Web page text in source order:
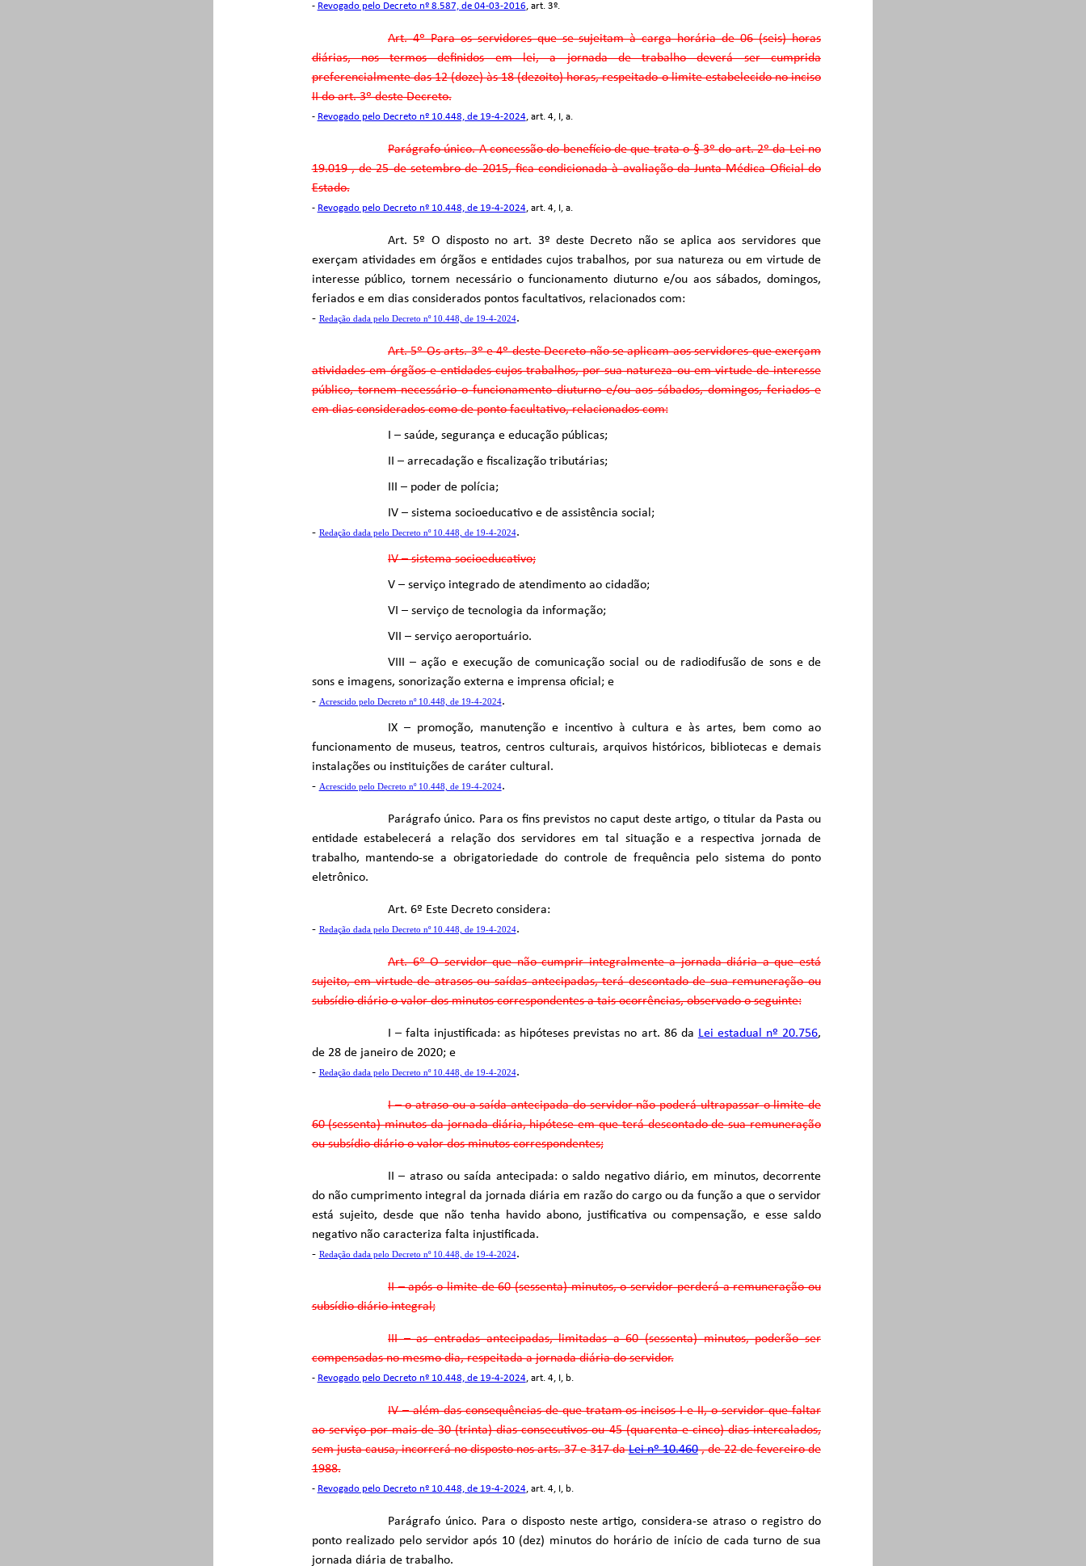
- Revogado pelo Decreto nº 8.587, de 04-03-2016, art. 3º.
Art. 4º Para os servidores que se sujeitam à carga horária de 06 (seis) horas
diárias, nos termos definidos em lei, a jornada de trabalho deverá ser cumprida
preferencialmente das 12 (doze) às 18 (dezoito) horas, respeitado o limite estabelecido no inciso
II do art. 3º deste Decreto.
- Revogado pelo Decreto nº 10.448, de 19-4-2024, art. 4, I, a.
Parágrafo único. A concessão do benefício de que trata o § 3º do art. 2º da Lei no
19.019 , de 25 de setembro de 2015, fica condicionada à avaliação da Junta Médica Oficial do
Estado.
- Revogado pelo Decreto nº 10.448, de 19-4-2024, art. 4, I, a.
Art. 5º O disposto no art. 3º deste Decreto não se aplica aos servidores que
exerçam atividades em órgãos e entidades cujos trabalhos, por sua natureza ou em virtude de
interesse público, tornem necessário o funcionamento diuturno e/ou aos sábados, domingos,
feriados e em dias considerados pontos facultativos, relacionados com:
- Redação dada pelo Decreto nº 10.448, de 19-4-2024.
Art. 5º Os arts. 3º e 4º deste Decreto não se aplicam aos servidores que exerçam
atividades em órgãos e entidades cujos trabalhos, por sua natureza ou em virtude de interesse
público, tornem necessário o funcionamento diuturno e/ou aos sábados, domingos, feriados e
em dias considerados como de ponto facultativo, relacionados com:
I – saúde, segurança e educação públicas;
II – arrecadação e fiscalização tributárias;
III – poder de polícia;
IV – sistema socioeducativo e de assistência social;
- Redação dada pelo Decreto nº 10.448, de 19-4-2024.
IV – sistema socioeducativo;
V – serviço integrado de atendimento ao cidadão;
VI – serviço de tecnologia da informação;
VII – serviço aeroportuário.
VIII – ação e execução de comunicação social ou de radiodifusão de sons e de
sons e imagens, sonorização externa e imprensa oficial; e
- Acrescido pelo Decreto nº 10.448, de 19-4-2024.
IX – promoção, manutenção e incentivo à cultura e às artes, bem como ao
funcionamento de museus, teatros, centros culturais, arquivos históricos, bibliotecas e demais
instalações ou instituições de caráter cultural.
- Acrescido pelo Decreto nº 10.448, de 19-4-2024.
Parágrafo único. Para os fins previstos no caput deste artigo, o titular da Pasta ou
entidade estabelecerá a relação dos servidores em tal situação e a respectiva jornada de
trabalho, mantendo-se a obrigatoriedade do controle de frequência pelo sistema do ponto
eletrônico.
Art. 6º Este Decreto considera:
- Redação dada pelo Decreto nº 10.448, de 19-4-2024.
Art. 6º O servidor que não cumprir integralmente a jornada diária a que está
sujeito, em virtude de atrasos ou saídas antecipadas, terá descontado de sua remuneração ou
subsídio diário o valor dos minutos correspondentes a tais ocorrências, observado o seguinte:
I – falta injustificada: as hipóteses previstas no art. 86 da Lei estadual nº 20.756,
de 28 de janeiro de 2020; e
- Redação dada pelo Decreto nº 10.448, de 19-4-2024.
I – o atraso ou a saída antecipada do servidor não poderá ultrapassar o limite de
60 (sessenta) minutos da jornada diária, hipótese em que terá descontado de sua remuneração
ou subsídio diário o valor dos minutos correspondentes;
II – atraso ou saída antecipada: o saldo negativo diário, em minutos, decorrente
do não cumprimento integral da jornada diária em razão do cargo ou da função a que o servidor
está sujeito, desde que não tenha havido abono, justificativa ou compensação, e esse saldo
negativo não caracteriza falta injustificada.
- Redação dada pelo Decreto nº 10.448, de 19-4-2024.
II – após o limite de 60 (sessenta) minutos, o servidor perderá a remuneração ou
subsídio diário integral;
III – as entradas antecipadas, limitadas a 60 (sessenta) minutos, poderão ser
compensadas no mesmo dia, respeitada a jornada diária do servidor.
- Revogado pelo Decreto nº 10.448, de 19-4-2024, art. 4, I, b.
IV – além das consequências de que tratam os incisos I e II, o servidor que faltar
ao serviço por mais de 30 (trinta) dias consecutivos ou 45 (quarenta e cinco) dias intercalados,
sem justa causa, incorrerá no disposto nos arts. 37 e 317 daLei nº 10.460, de 22 de fevereiro de
1988.
- Revogado pelo Decreto nº 10.448, de 19-4-2024, art. 4, I, b.
Parágrafo único. Para o disposto neste artigo, considera-se atraso o registro do
ponto realizado pelo servidor após 10 (dez) minutos do horário de início de cada turno de sua
jornada diária de trabalho.